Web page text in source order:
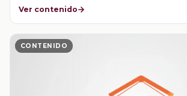
Ver contenido
CONTENIDO